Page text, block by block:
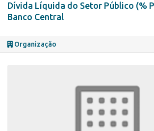
Dívida Líquida do Setor Público (%
Banco Central
Organização